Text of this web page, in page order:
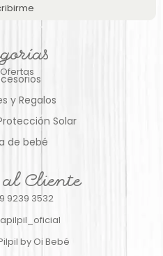
Ofertas
y Regalos
Solar
de bebé
Cliente
9239 3532
by Oi Bebé